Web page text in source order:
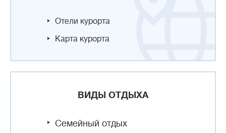
Отели курорта
Карта курорта
ВИДЫ ОТДЫХА
Семейный отдых